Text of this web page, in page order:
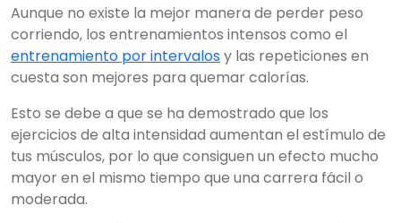
Aunque no existe la mejor manera de perder peso
corriendo, los entrenamientos intensos como el
entrenamiento por intervalosy las repeticiones en
cuesta son mejores para quemar calorías.
Esto se debe a que se ha demostrado que los
ejercicios de alta intensidad aumentan el estímulo de
tus músculos, por lo que consiguen un efecto mucho
mayor en el mismo tiempo que una carrera fácil o
moderada.